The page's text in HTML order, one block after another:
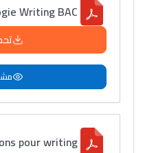
Writing BAC
pour writing